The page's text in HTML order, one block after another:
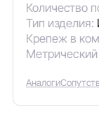
Количество
Тип изделия:
Крепеж в
Аналоги